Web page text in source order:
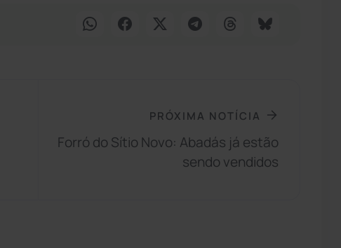
PRÓXIMA NOTÍCIA
Forró do Sítio Novo: Abadás já estão
sendo vendidos